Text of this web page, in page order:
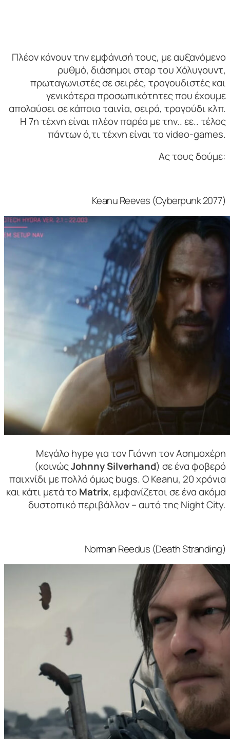
Πλέον κάνουν την εμφάνισή τους, με αυξανόμενο
ρυθμό, διάσημοι σταρ του Χόλυγουντ,
πρωταγωνιστές σε σειρές, τραγουδιστές και
γενικότερα προσωπικότητες που έχουμε
απολαύσει σε κάποια ταινία, σειρά, τραγούδι κλπ.
Η 7η τέχνη είναι πλέον παρέα με την.. εε.. τέλος
πάντων ό,τι τέχνη είναι τα video-games.
Ας τους δούμε:
Keanu Reeves (Cyberpunk 2077)
Μεγάλο hype για τον Γιάννη τον Ασημοχέρη
(κοινώςJohnny Silverhand) σε ένα φοβερό
παιχνίδι με πολλά όμως bugs. Ο Keanu, 20 χρόνια
και κάτι μετά τοMatrix, εμφανίζεται σε ένα ακόμα
δυστοπικό περιβάλλον – αυτό της Night City.
Norman Reedus (Death Stranding)